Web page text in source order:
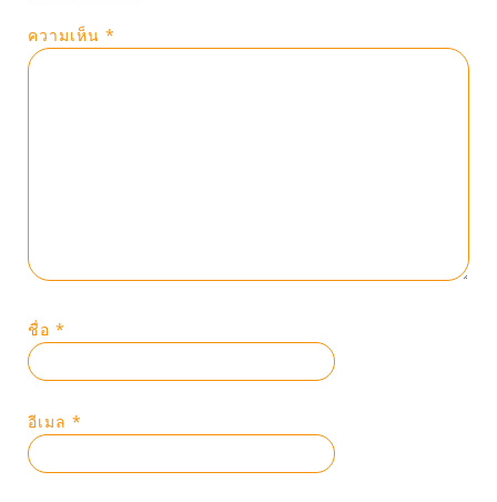
ความเห็น *
ชื่อ *
อีเมล *